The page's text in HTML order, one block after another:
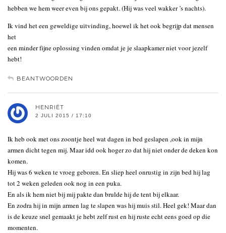
hebben we hem weer even bij ons gepakt. (Hij was veel wakker ’s nachts).
Ik vind het een geweldige uitvinding, hoewel ik het ook begrijp dat mensen
het
een minder fijne oplossing vinden omdat je je slaapkamer niet voor jezelf
hebt!
BEANTWOORDEN
HENRIËT
2 JULI 2015 / 17:10
Ik heb ook met ons zoontje heel wat dagen in bed geslapen ,ook in mijn
armen dicht tegen mij. Maar idd ook hoger zo dat hij niet onder de deken kon
komen.
Hij was 6 weken te vroeg geboren. En sliep heel onrustig in zijn bed hij lag
tot 2 weken geleden ook nog in een puka.
En als ik hem niet bij mij pakte dan brulde hij de tent bij elkaar.
En zodra hij in mijn armen lag te slapen was hij muis stil. Heel gek! Maar dan
is de keuze snel gemaakt je hebt zelf rust en hij ruste echt eens goed op die
momenten.